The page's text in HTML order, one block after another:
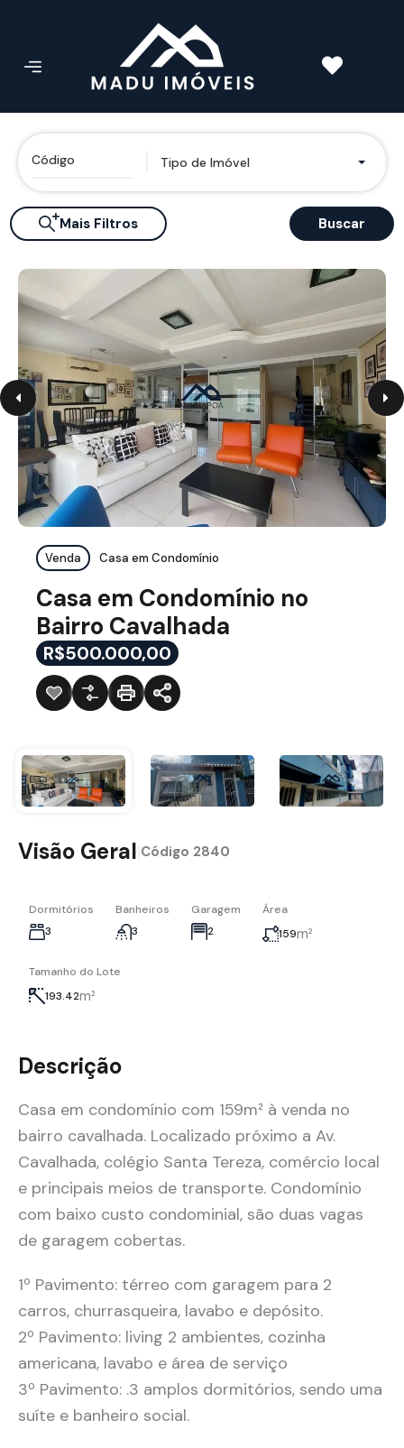
Tipo de Imóvel
Mais Filtros Buscar
Venda Casa em Condomínio
Casa em Condomínio no
Bairro Cavalhada
R$500.000,00
Visão Geral Código 2840
Dormitórios
3
Banheiros
3
Garagem
2
Área
159m²
Tamanho do Lote
193.42m²
Descrição
Casa em condomínio com 159m² à venda no
bairro cavalhada. Localizado próximo a Av.
Cavalhada, colégio Santa Tereza, comércio local
e principais meios de transporte. Condomínio
com baixo custo condominial, são duas vagas
de garagem cobertas.
1º Pavimento: térreo com garagem para 2
carros, churrasqueira, lavabo e depósito.
2º Pavimento: living 2 ambientes, cozinha
americana, lavabo e área de serviço
3º Pavimento: .3 amplos dormitórios, sendo uma
suíte e banheiro social.